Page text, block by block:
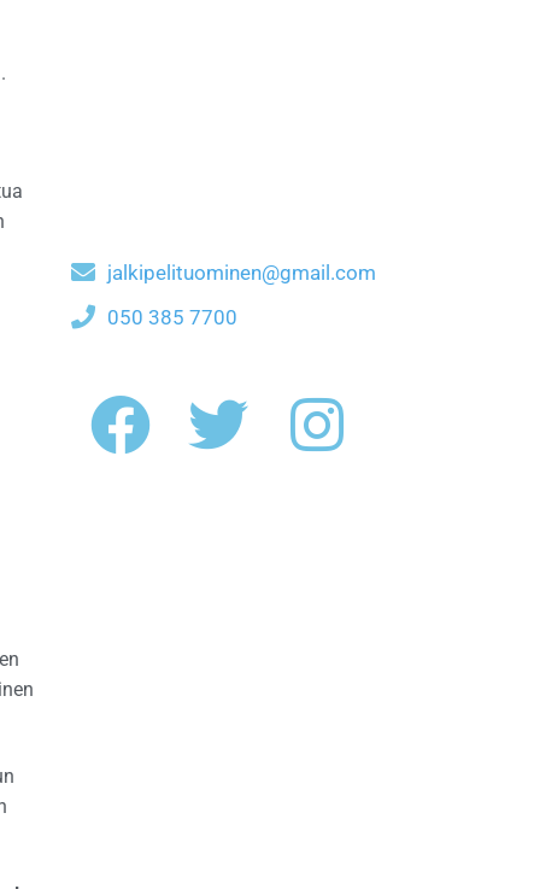
jalkipelituominen@gmail.com
050 385 7700